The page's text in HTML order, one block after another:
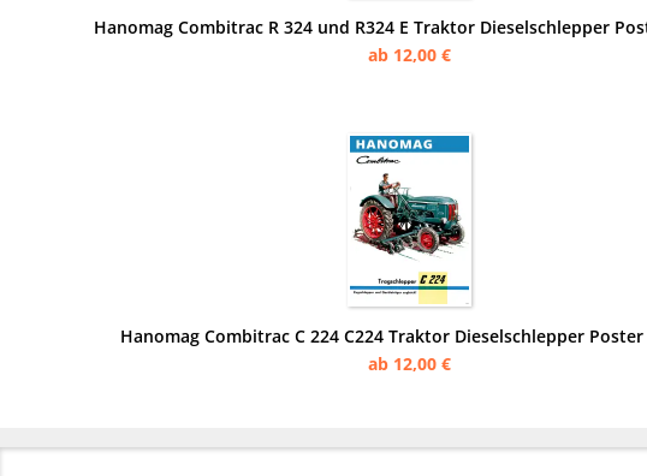
Hanomag Combitrac R 324 und R324 E Traktor Dieselschlepper
ab 12,00 €
Hanomag Combitrac C 224 C224 Traktor Dieselschlepper
ab 12,00 €